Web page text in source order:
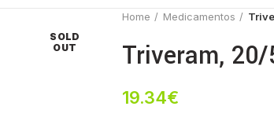
SOLD
OUT
Home
Medicamentos
Triveram,
19.34€